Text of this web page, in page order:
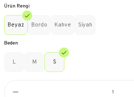
Ürün Rengi
Beyaz Bordo Kahve Si̇yah
Beden
L M S